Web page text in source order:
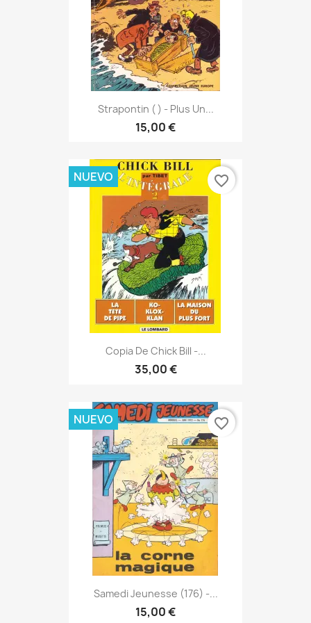
Strapontin ( ) - Plus Un...
15,00 €
Copia De Chick Bill -...
35,00 €
NUEVO favorite_border
Samedi Jeunesse (176) -...
15,00 €
NUEVO favorite_border